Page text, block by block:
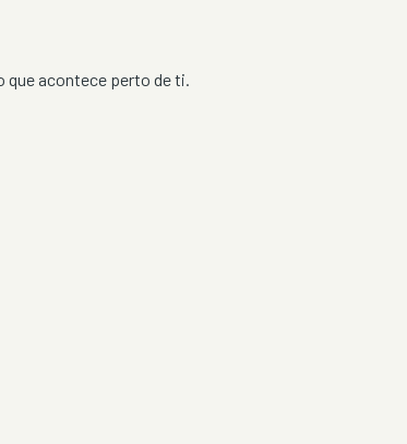
que acontece perto de ti.